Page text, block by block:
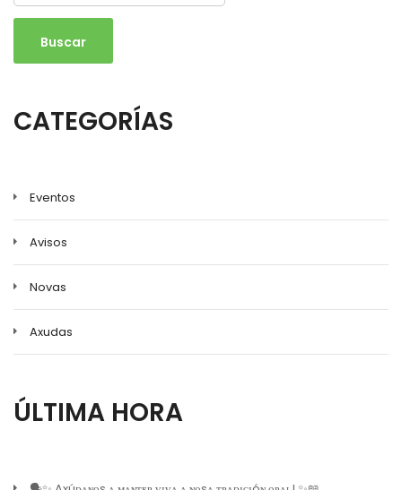
CATEGORÍAS
Eventos
Avisos
Novas
Axudas
ÚLTIMA HORA